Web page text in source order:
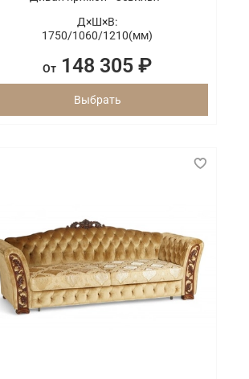
Д×Ш×В:
1750/1060/1210(мм)
От 148 305 ₽
Выбрать